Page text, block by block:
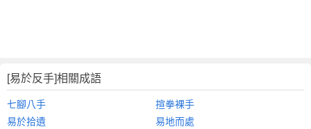
[易於反手]相關成語
七腳八手
揎拳裸手
易於拾遺
易地而處